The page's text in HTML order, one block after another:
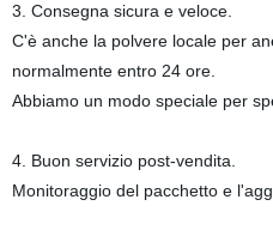
3. Consegna sicura e veloce.
C'è anche la polvere locale per
normalmente entro 24 ore.
Abbiamo un modo speciale per
4. Buon servizio post-vendita.
Monitoraggio del pacchetto e